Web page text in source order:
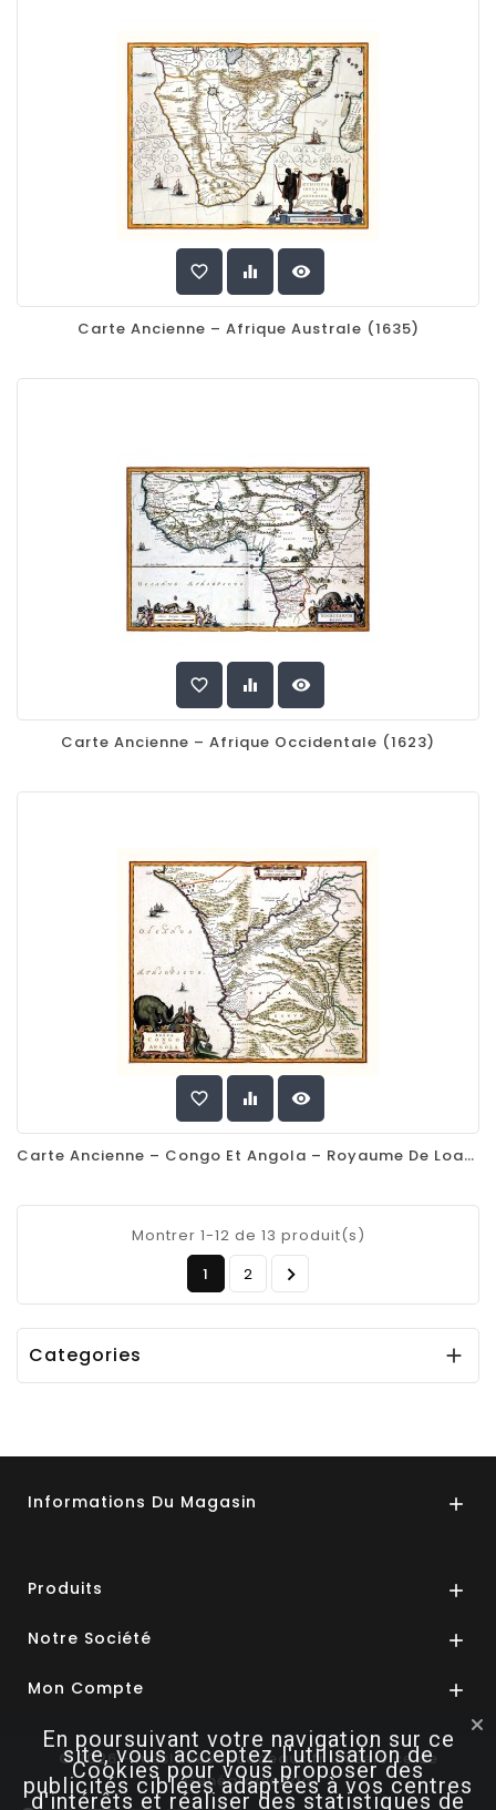
favorite_border equalizer visibility
Carte Ancienne – Afrique Australe (1635)
favorite_border equalizer visibility
Carte Ancienne – Afrique Occidentale (1623)
favorite_border equalizer visibility
Carte Ancienne – Congo Et Angola – Royaume De Loango, Angola, Benguela (1662)
Montrer 1-12 de 13 produit(s)
1
2 
Categories 
Informations Du Magasin 
Produits 
Notre Société 
Mon Compte 
© 2026 - mesIdéesdecadeaux.fr un service de
GénéalogieKdo
En poursuivant votre navigation sur ce
site, vous acceptez l'utilisation de
Cookies pour vous proposer des
publicités ciblées adaptées à vos centres
d'intérêts et réaliser des statistiques de